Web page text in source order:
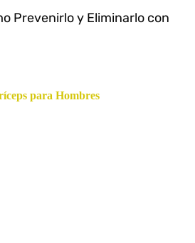
Prevenirlo y Eliminarlo con